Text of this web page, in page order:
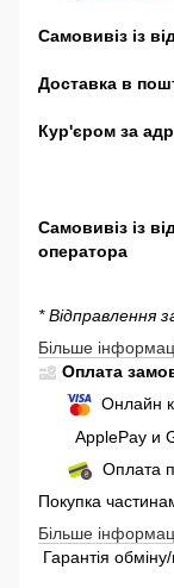
Самовивіз із
Доставка в
Кур'єром за
Самовивіз із
оператора
* Відправлення
Більше
Оплата
Онлайн
ApplePay и
Оплата
Покупка
Більше
Гарантія